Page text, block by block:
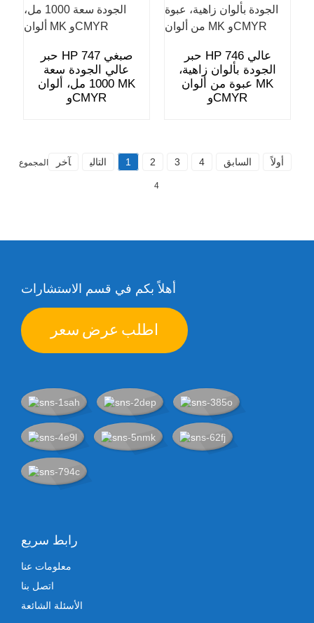
حبر HP 747 صبغي
عالي الجودة سعة
1000 مل، ألوان MK
وCMYR
حبر HP 746 عالي
الجودة بألوان زاهية،
عبوة من ألوان MK
وCMYR
أولاً السابق 1 2 3 4 التالي آخر المجموع
4
أهلاً بكم في قسم الاستشارات
اطلب عرض سعر
رابط سريع
معلومات عنا
اتصل بنا
الأسئلة الشائعة